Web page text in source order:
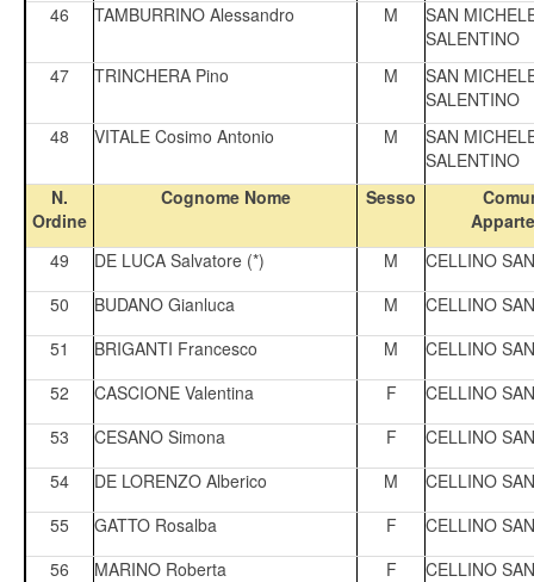
46
TAMBURRINO Alessandro M
SAN
SALENTINO
47
TRINCHERA Pino M
SAN
SALENTINO
48
VITALE Cosimo Antonio M
SAN
SALENTINO
N.
Ordine
Cognome Nome Sesso
49
DE LUCA Salvatore (*) M
CELLINO
50
BUDANO Gianluca M
CELLINO
51
BRIGANTI Francesco M
CELLINO
52
CASCIONE Valentina F
CELLINO
53
CESANO Simona F
CELLINO
54
DE LORENZO Alberico M
CELLINO
55
GATTO Rosalba F
CELLINO
56
MARINO Roberta F
CELLINO